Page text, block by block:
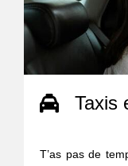
Taxis
T’as pas de